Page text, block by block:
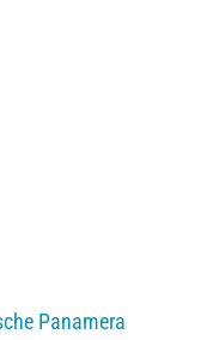
Panamera